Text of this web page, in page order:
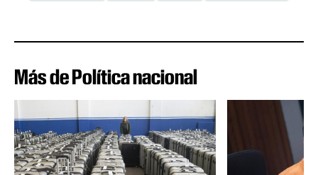
Más de Política nacional